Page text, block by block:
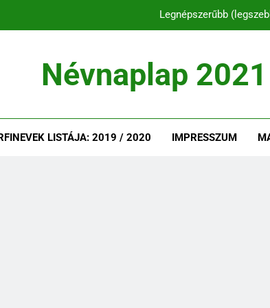
Legnépszerűbb
Legnépszerűbb
Névnaplap 2021
LISTÁJA: 2019 / 2020 IMPRESSZUM